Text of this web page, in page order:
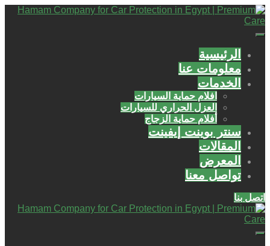
الرئيسية
معلومات عنا
الخدمات
افلام حماية السيارات
العزل الحراري للسيارات
أفلام حماية الزجاج
سنتر بوينت إيفينت
المقالات
المعرض
تواصل معنا
اتصل بنا